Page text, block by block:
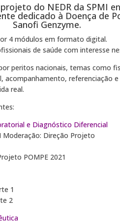
do NEDR da SPMI
dedicado à Doença de
Sanofi Genzyme.
4 módulos em formato digital.
de saúde com interesse
peritos nacionais, temas como
acompanhamento, referenciação
real.
e Diagnóstico Diferencial
Moderação: Direção Projeto
POMPE 2021
1
2